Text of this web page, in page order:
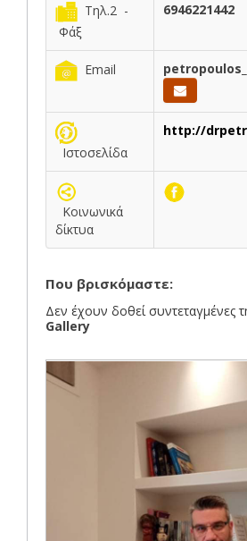
Τηλ.2 -
Φάξ
6946221442
Email
Ιστοσελίδα
http://
Κοινωνικά
δίκτυα
Που βρισκόμαστε:
Δεν έχουν δοθεί συντεταγμένες
Gallery